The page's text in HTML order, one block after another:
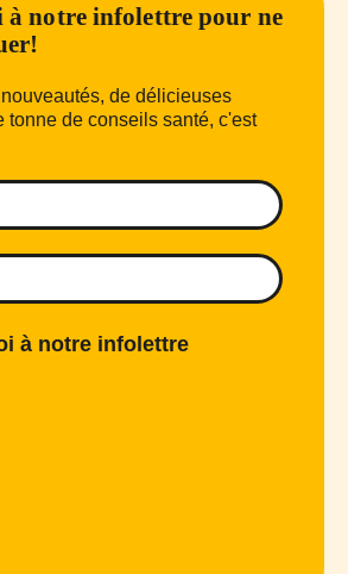
à notre infolettre pour ne
de délicieuses
tonne de conseils santé, c'est
à notre infolettre